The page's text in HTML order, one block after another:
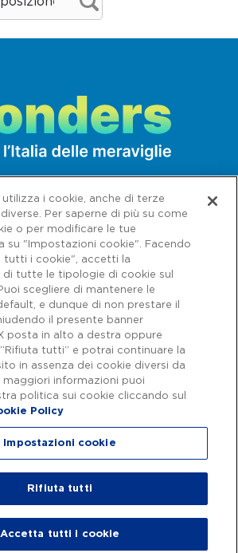
interamente versato - Codice fiscale e
delle Imprese di Roma 07516911000 | C.C.I.A.A.
07516911000 - Sede Legale: via A. Bergamini, 50
per l'Italia Spa, Tutti i diritti riservati
i cookie, anche di terze
Per saperne di più su come
o per modificare le tue
su "Impostazioni cookie". Facendo
tutti i cookie", accetti la
tutte le tipologie di cookie sul
scegliere di mantenere le
e dunque di non prestare il
il presente banner
posta in alto a destra oppure
tutti” e potrai continuare la
in assenza dei cookie diversi da
maggiori informazioni puoi
politica sui cookie cliccando sul
Policy
Impostazioni cookie
Rifiuta tutti
Accetta tutti i cookie